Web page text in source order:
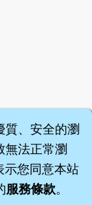
質、安全的瀏
無法正常瀏
示您同意本站
服務條款。